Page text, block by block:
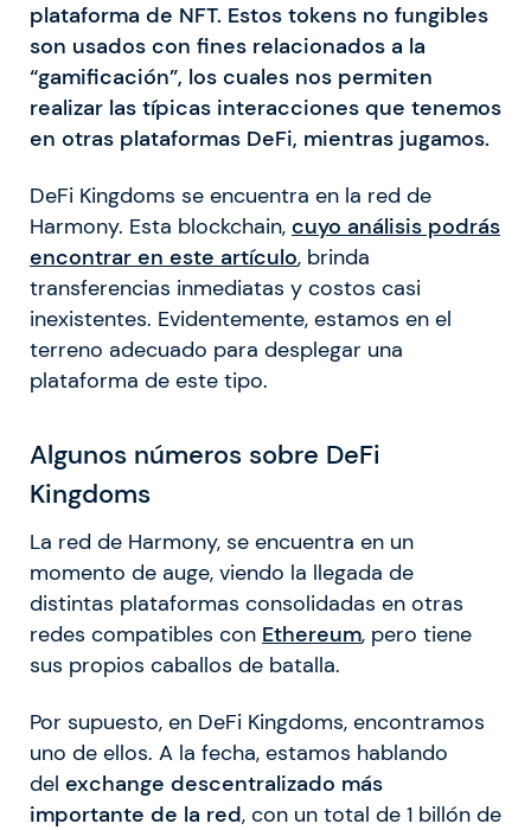
plataforma de NFT. Estos tokens no fungibles
son usados con fines relacionados a la
“gamificación”, los cuales nos permiten
realizar las típicas interacciones que tenemos
en otras plataformas DeFi, mientras jugamos.
DeFi Kingdoms se encuentra en la red de
Harmony. Esta blockchain, cuyo análisis podrás
encontrar en este artículo, brinda
transferencias inmediatas y costos casi
inexistentes. Evidentemente, estamos en el
terreno adecuado para desplegar una
plataforma de este tipo.
Algunos números sobre DeFi
Kingdoms
La red de Harmony, se encuentra en un
momento de auge, viendo la llegada de
distintas plataformas consolidadas en otras
redes compatibles con Ethereum, pero tiene
sus propios caballos de batalla.
Por supuesto, en DeFi Kingdoms, encontramos
uno de ellos. A la fecha, estamos hablando
del exchange descentralizado más
importante de la red, con un total de 1 billón de